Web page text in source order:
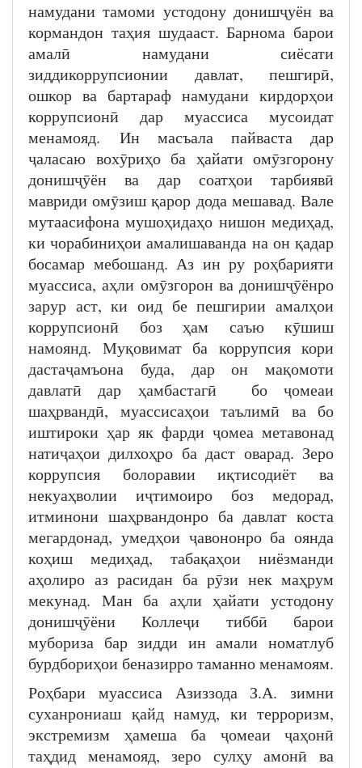
намудани тамоми устодону донишҷуён ва
кормандон таҳия шудааст. Барнома барои
амалӣ намудани сиёсати
зиддикоррупсионии давлат, пешгирӣ,
ошкор ва бартараф намудани кирдорҳои
коррупсионӣ дар муассиса мусоидат
менамояд. Ин масъала пайваста дар
ҷаласаю вохӯриҳо ба ҳайати омӯзгорону
донишҷӯён ва дар соатҳои тарбиявӣ
мавриди омӯзиш қарор дода мешавад. Вале
мутаасифона мушоҳидаҳо нишон медиҳад,
ки чорабиниҳои амалишаванда на он қадар
босамар мебошанд. Аз ин ру роҳбарияти
муассиса, аҳли омӯзгорон ва донишҷӯёнро
зарур аст, ки оид бе пешгирии амалҳои
коррупсионӣ боз ҳам саъю кӯшиш
намоянд. Муқовимат ба коррупсия кори
дастаҷамъона буда, дар он мақомоти
давлатӣ дар ҳамбастагӣ бо ҷомеаи
шаҳрвандӣ, муассисаҳои таълимӣ ва бо
иштироки ҳар як фарди ҷомеа метавонад
натиҷаҳои дилхоҳро ба даст оварад. Зеро
коррупсия болоравии иқтисодиёт ва
некуаҳволии иҷтимоиро боз медорад,
итминони шаҳрвандонро ба давлат коста
мегардонад, умедҳои ҷавононро ба оянда
коҳиш медиҳад, табақаҳои ниёзманди
аҳолиро аз расидан ба рӯзи нек маҳрум
мекунад. Ман ба аҳли ҳайати устодону
донишҷӯёни Коллеҷи тиббӣ барои
мубориза бар зидди ин амали номатлуб
бурдбориҳои беназирро таманно менамоям.
Роҳбари муассиса Азиззода З.А. зимни
суханрониаш қайд намуд, ки терроризм,
экстремизм ҳамеша ба ҷомеаи ҷаҳонӣ
таҳдид менамояд, зеро сулҳу амонӣ ва